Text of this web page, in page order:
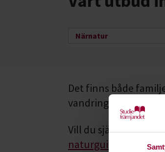
Närnatur
Det finns både
vandringar. Många
Vill du själv bli
naturguider
skriven